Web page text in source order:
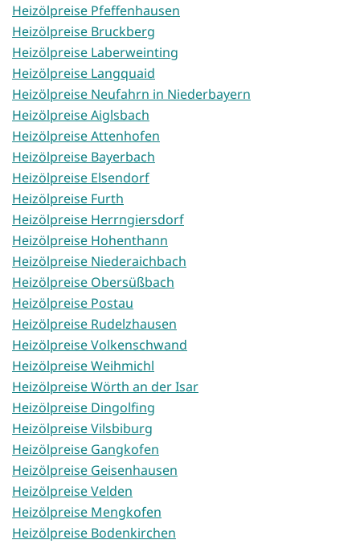
Heizölpreise Pfeffenhausen
Heizölpreise Bruckberg
Heizölpreise Laberweinting
Heizölpreise Langquaid
Heizölpreise Neufahrn in Niederbayern
Heizölpreise Aiglsbach
Heizölpreise Attenhofen
Heizölpreise Bayerbach
Heizölpreise Elsendorf
Heizölpreise Furth
Heizölpreise Herrngiersdorf
Heizölpreise Hohenthann
Heizölpreise Niederaichbach
Heizölpreise Obersüßbach
Heizölpreise Postau
Heizölpreise Rudelzhausen
Heizölpreise Volkenschwand
Heizölpreise Weihmichl
Heizölpreise Wörth an der Isar
Heizölpreise Dingolfing
Heizölpreise Vilsbiburg
Heizölpreise Gangkofen
Heizölpreise Geisenhausen
Heizölpreise Velden
Heizölpreise Mengkofen
Heizölpreise Bodenkirchen